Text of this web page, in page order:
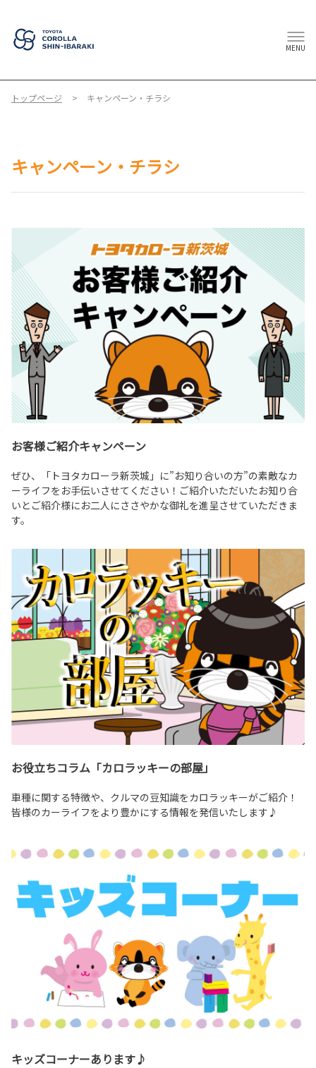
MENU
トップページ キャンペーン・チラシ
キャンペーン・チラシ
お客様ご紹介キャンペーン
ぜひ、「トヨタカローラ新茨城」に”お知り合いの方”の素敵なカ
ーライフをお手伝いさせてください！ご紹介いただいたお知り合
いとご紹介様にお二人にささやかな御礼を進呈させていただきま
す。
お役立ちコラム「カロラッキーの部屋」
車種に関する特徴や、クルマの豆知識をカロラッキーがご紹介！
皆様のカーライフをより豊かにする情報を発信いたします♪
キッズコーナーあります♪